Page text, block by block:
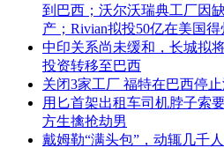
到巴西；沃尔沃瑞典工厂因
产；Rivian拟投50亿在美国
中印关系尚未缓和，长城拟
投资转移至巴西
关闭3家工厂 福特在巴西停
用匕首架出租车司机脖子索
方生擒抢劫男
戴姆勒“满头包”，动辄几千